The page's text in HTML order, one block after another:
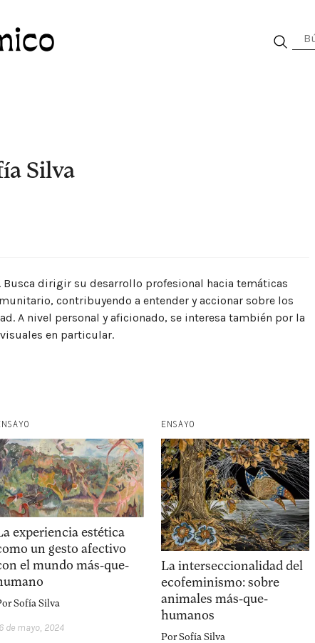
Silva
dirigir su desarrollo profesional hacia temáticas
contribuyendo a entender y accionar sobre los
A nivel personal y aficionado, se interesa también por la
en particular.
experiencia estética
un gesto afectivo
el mundo más-que-
Sofía Silva
de mayo, 2024
ENSAYO
La interseccionalidad del
ecofeminismo: sobre
animales más-que-
humanos
PorSofía Silva
torno al movimiento